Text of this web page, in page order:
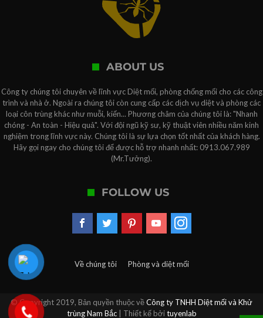
ABOUT US
Công ty chúng tôi chuyên về lĩnh vực Diệt mối, phòng chống mối cho các công
trình và nhà ở. Ngoài ra chúng tôi còn cung cấp các dịch vụ diệt và phòng các
loại côn trùng khác như muỗi, kiến... Phương châm của chúng tôi là: "Nhanh
chóng - An toàn - Hiệu quả". Với đội ngũ kỹ sư, kỹ thuật viên nhiều năm kinh
nghiệm trong lĩnh vực này. Chúng tôi là sự lựa chọn tốt nhất của khách hàng.
Hãy gọi ngay cho chúng tôi để được hỗ trợ nhanh nhất: 0913.067.989
(Mr.Tưởng).
FOLLOW US
Về chúng tôi Phòng và diệt mối
© Copyright 2019, Bản quyền thuộc vềCông ty TNHH Diệt mối và Khử
trùng Nam Bắc| Thiết kế bởituyenlab